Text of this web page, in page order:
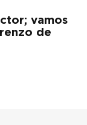
vamos
de